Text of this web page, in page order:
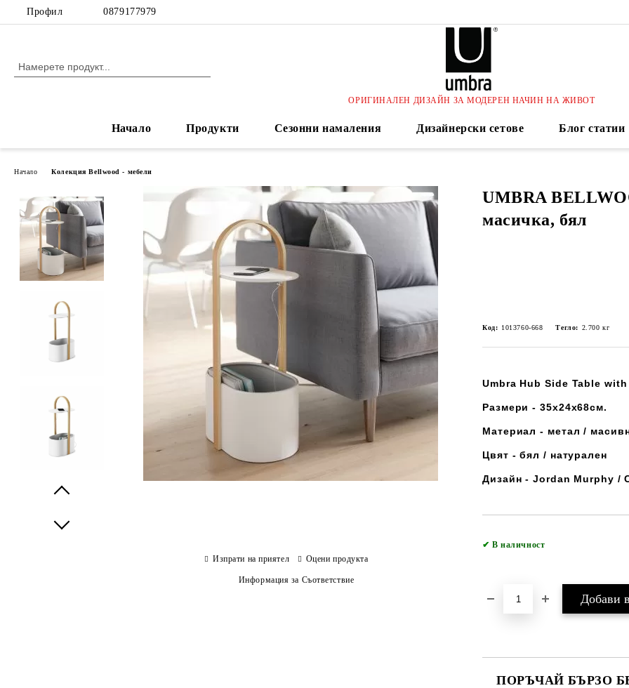
Профил 0879177979
ОРИГИНАЛЕН ДИЗАЙН ЗА МОДЕРЕН НАЧИН НА ЖИВОТ
Начало Продукти Сезонни намаления Дизайнерски сетове Блог статии
Начало Колекция Bellwood - мебели
UMBRA
масичка, бял
Код: 1013760-668 Тегло: 2.700 кг
Umbra Hub Side Table
Размери - 35х24х68см.
Материал - метал /
Цвят - бял / натурален
Дизайн - Jordan Murphy /
✔ В наличност
ПОРЪЧАЙ БЪРЗО
Изпрати на приятел Оцени продукта
Информация за Съответствие